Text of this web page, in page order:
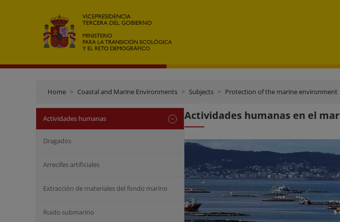
Home Coastal and Marine Environments Subjects Protection of the marine environment
Actividades humanas
Dragados
Arrecifes artificiales
Extracción de materiales del fondo marino
Ruido submarino
Actividades humanas en el mar